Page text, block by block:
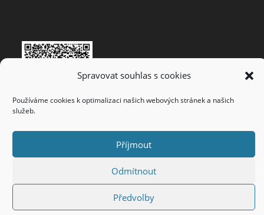
Spravovat souhlas s cookies
Používáme cookies k optimalizaci našich webových stránek a našich
služeb.
Příjmout
Odmítnout
Předvolby
VytvořenoWebyOdHonzy© 2022